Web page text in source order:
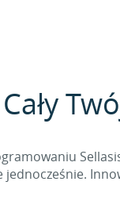
Cały
jednocześnie.